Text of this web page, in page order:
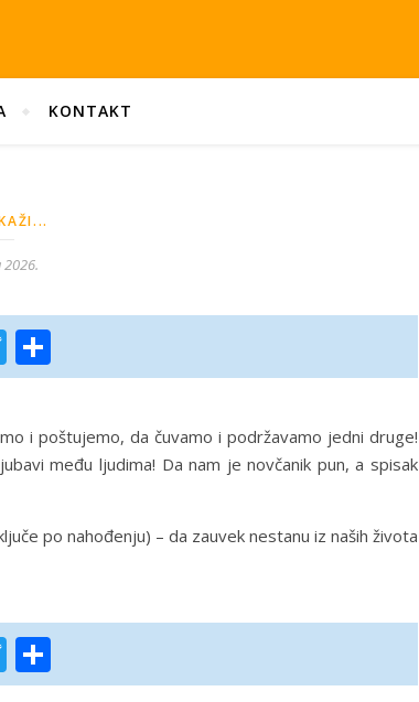
KONTAKT
2026.
Twitter
i poštujemo, da čuvamo i podržavamo jedni druge!
među ljudima! Da nam je novčanik pun, a spisak
po nahođenju) – da zauvek nestanu iz naših života
Twitter